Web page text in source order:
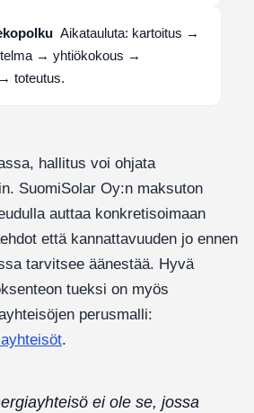
Aikatauluta: kartoitus →
→ yhtiökokous →
toteutus.
hallitus voi ohjata
SuomiSolar Oy:n maksuton
auttaa konkretisoimaan
että kannattavuuden jo ennen
tarvitsee äänestää. Hyvä
tueksi on myös
perusmalli:
.
ei ole se, jossa